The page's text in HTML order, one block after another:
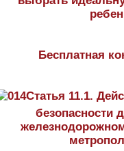
Бесплатная
Статья 11.1.
безопасности